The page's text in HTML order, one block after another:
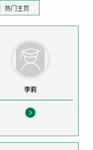
热门主页
李莉